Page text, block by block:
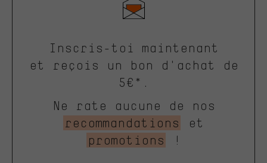
Inscris-toi maintenant
et reçois un bon d'achat de
5€*.
Ne rate aucune de nos
recommandations
et
promotions
!